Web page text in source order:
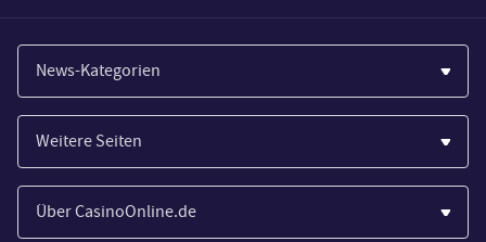
News-Kategorien
Casinos
Wirtschaft
Spiele
Weitere Seiten
Paypal Casinos
Novoline Casinos
Über CasinoOnline.de